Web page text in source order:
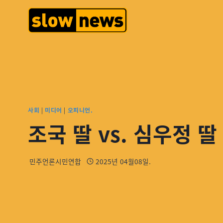
사회 | 미디어 | 오피니언.
조국 딸 vs. 심우정 딸
민주언론시민연합 2025년 04월08일.